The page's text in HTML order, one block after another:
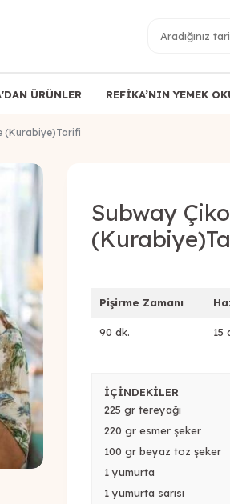
ÜRÜNLER REFİKA’NIN YEMEK
(Kurabiye)Tarifi
Subway
Pişirme Zamanı
90 dk. 15
İÇİNDEKİLER
225 gr tereyağı
220 gr esmer şeker
100 gr beyaz toz şeker
1 yumurta
1 yumurta sarısı